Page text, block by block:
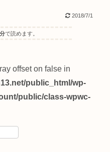
2018/7/1
で読めます。
offset on false in
public_html/wp-
public/class-wpwc-